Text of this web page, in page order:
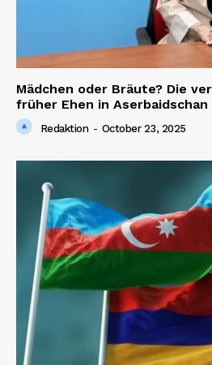
Mädchen oder Bräute? Die
früher Ehen in Aserbaidschan
Redaktion - October 23, 2025